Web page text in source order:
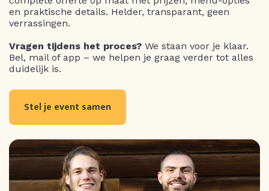
en praktische details. Helder, transparant, geen
verrassingen.
Vragen tijdens het proces? We staan voor je klaar.
Bel, mail of app – we helpen je graag verder tot alles
duidelijk is.
Stel je event samen